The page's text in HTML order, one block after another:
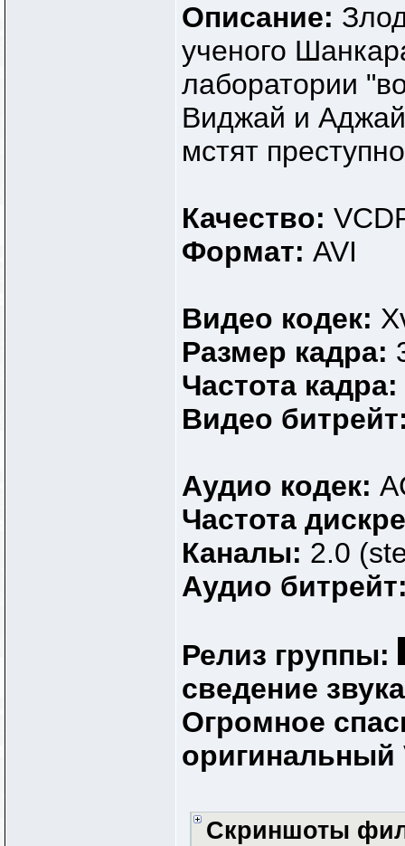
Описание:
ученого
лаборатории
Виджай и
мстят
Качество:
Формат: AVI
Видео кодек:
Размер кадра:
Частота кадра:
Видео
Аудио кодек:
Частота
Каналы: 2.0
Аудио
Релиз группы:
cведение
Огромное
оригинальный
Скриншоты